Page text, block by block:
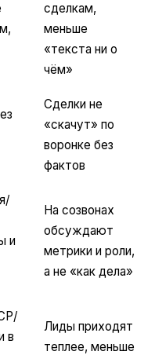
сделкам,
меньше
«текста ни о
чём»
Сделки не
«скачут» по
воронке без
фактов
и
На созвонах
обсуждают
метрики и роли,
а не «как дела»
в
Лиды приходят
теплее, меньше